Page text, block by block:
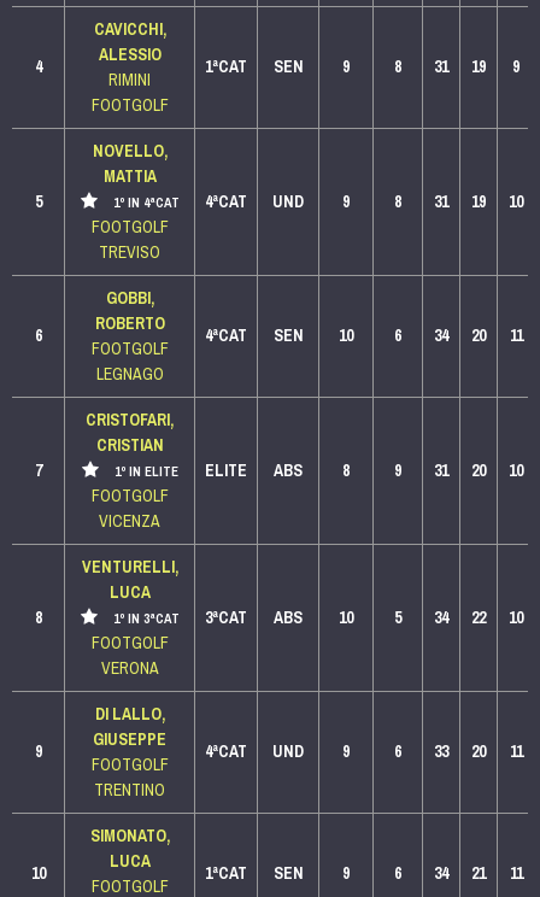
4
CAVICCHI,
ALESSIO
RIMINI
FOOTGOLF
1ªCAT SEN 9 8 31 19 9
5
NOVELLO,
MATTIA
1º IN 4ªCAT
FOOTGOLF
TREVISO
4ªCAT UND 9 8 31 19 10
6
GOBBI,
ROBERTO
FOOTGOLF
LEGNAGO
4ªCAT SEN 10 6 34 20 11
7
CRISTOFARI,
CRISTIAN
1º IN ELITE
FOOTGOLF
VICENZA
ELITE ABS 8 9 31 20 10
8
VENTURELLI,
LUCA
1º IN 3ªCAT
FOOTGOLF
VERONA
3ªCAT ABS 10 5 34 22 10
9
DI LALLO,
GIUSEPPE
FOOTGOLF
TRENTINO
4ªCAT UND 9 6 33 20 11
10
SIMONATO,
LUCA
FOOTGOLF
1ªCAT SEN 9 6 34 21 11